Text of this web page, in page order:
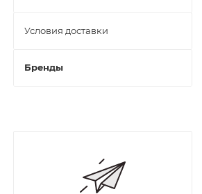
Условия доставки
Бренды